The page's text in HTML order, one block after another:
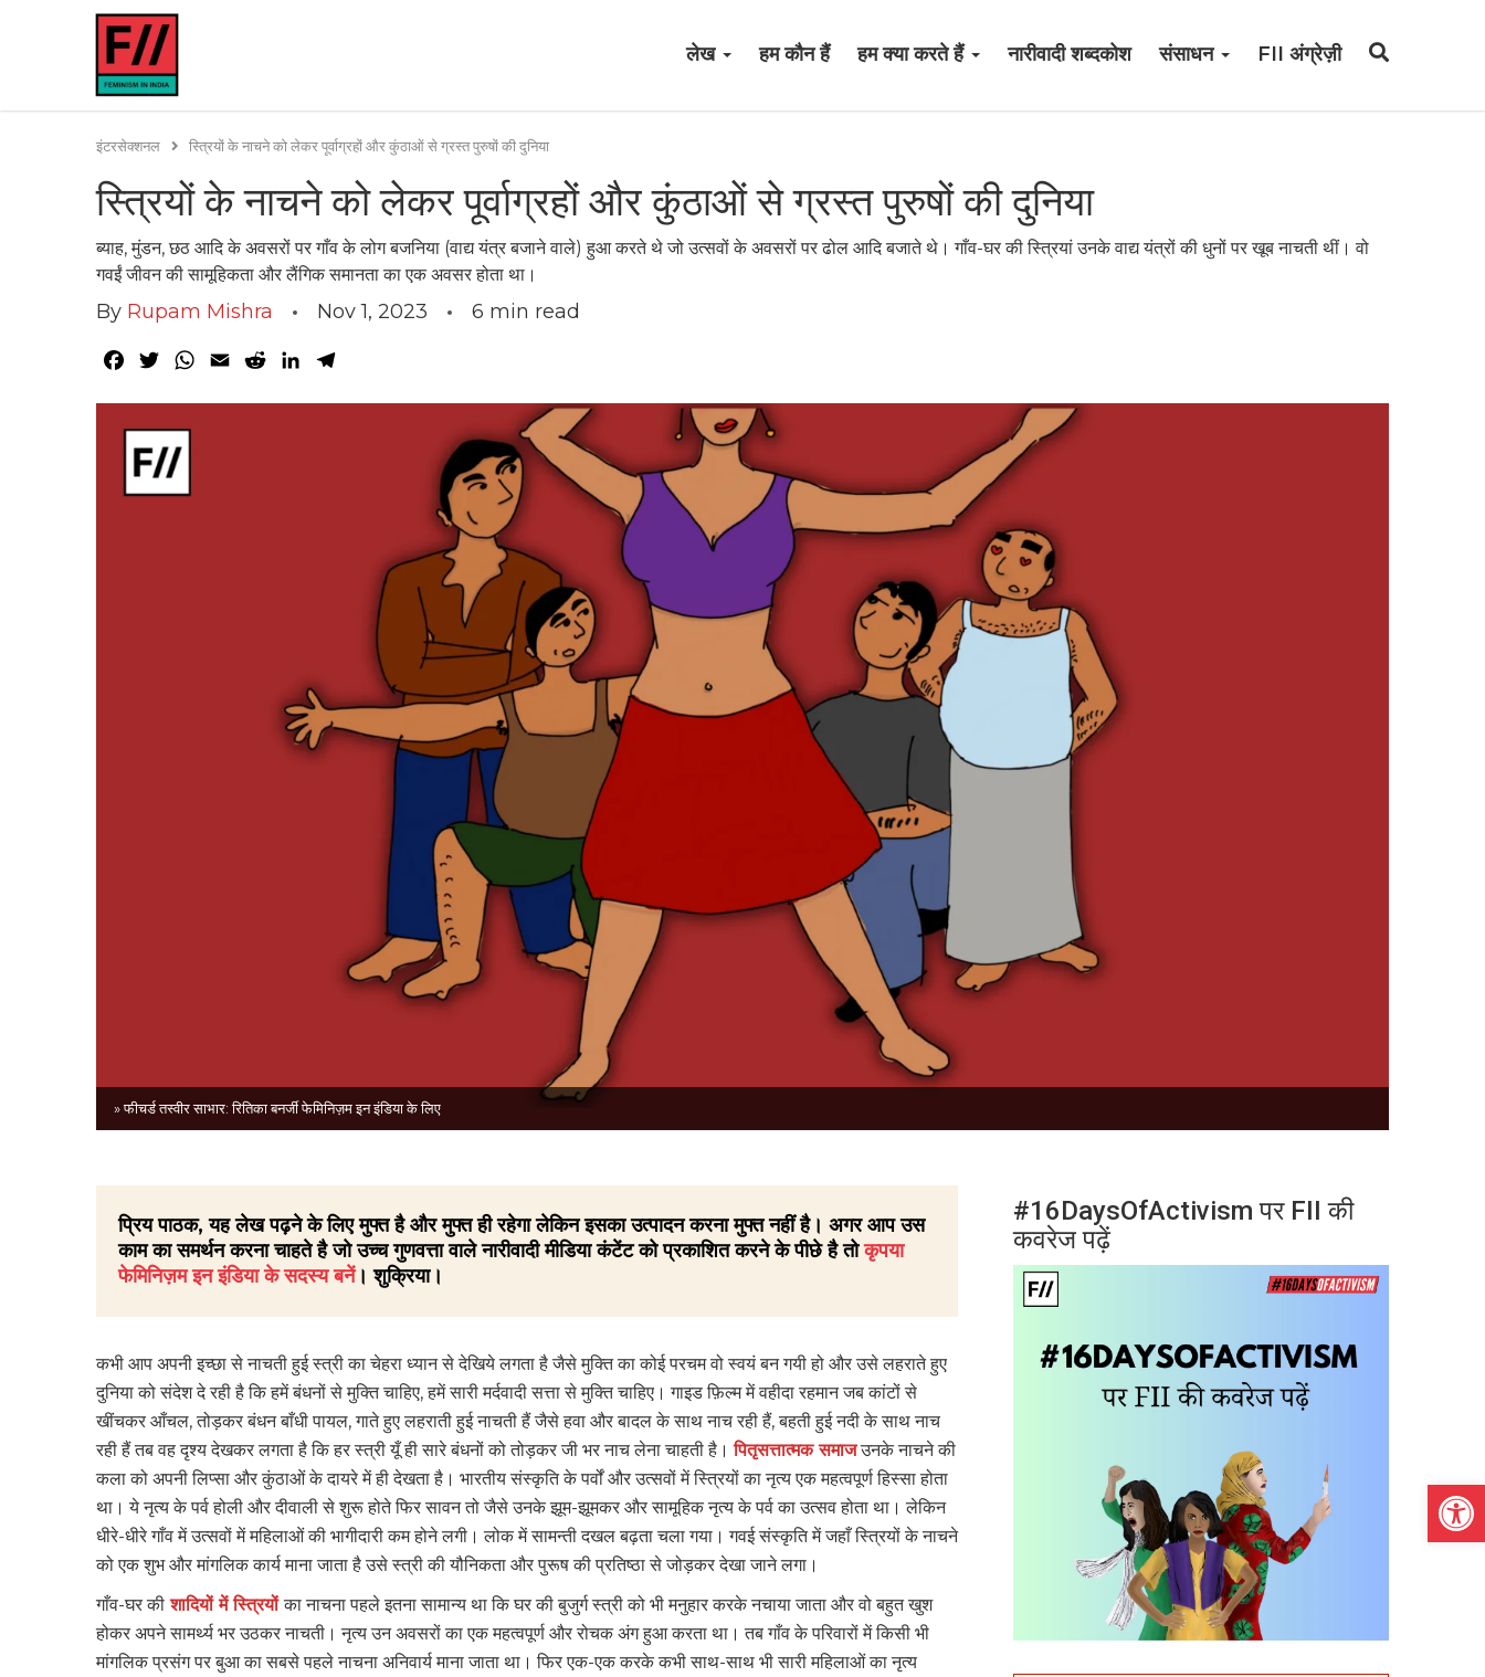
लेख हम कौन हैं हम क्या करते हैं नारीवादी शब्दकोश संसाधन FII अंग्रेज़ी
इंटरसेक्शनल स्त्रियों के नाचने को लेकर पूर्वाग्रहों और कुंठाओं से ग्रस्त पुरुषों की दुनिया
स्त्रियों के नाचने को लेकर पूर्वाग्रहों और कुंठाओं से ग्रस्त पुरुषों की दुनिया
ब्याह, मुंडन, छठ आदि के अवसरों पर गाँव के लोग बजनिया (वाद्य यंत्र बजाने वाले) हुआ करते थे जो उत्सवों के अवसरों पर ढोल आदि बजाते थे। गाँव-घर की स्त्रियां उनके वाद्य यंत्रों की धुनों पर खूब नाचती थीं। वो
गवईं जीवन की सामूहिकता और लैंगिक समानता का एक अवसर होता था।
By Rupam Mishra Nov 1, 2023 6 min read
Facebook
TwitterWhatsApp
Email RedditLinkedIn
» फीचर्ड तस्वीर साभार: रितिका बनर्जी फेमिनिज़म इन इंडिया के लिए
प्रिय पाठक, यह लेख पढ़ने के लिए मुफ्त है और मुफ्त ही रहेगा लेकिन इसका उत्पादन करना मुफ्त नहीं है। अगर आप उस
काम का समर्थन करना चाहते है जो उच्च गुणवत्ता वाले नारीवादी मीडिया कंटेंट को प्रकाशित करने के पीछे है तोकृपया
फेमिनिज़म इन इंडिया के सदस्य बनें। शुक्रिया।
कभी आप अपनी इच्छा से नाचती हुई स्त्री का चेहरा ध्यान से देखिये लगता है जैसे मुक्ति का कोई परचम वो स्वयं बन गयी हो और उसे लहराते हुए
दुनिया को संदेश दे रही है कि हमें बंधनों से मुक्ति चाहिए, हमें सारी मर्दवादी सत्ता से मुक्ति चाहिए। गाइड फ़िल्म में वहीदा रहमान जब कांटों से
खींचकर आँचल, तोड़कर बंधन बाँधी पायल, गाते हुए लहराती हुई नाचती हैं जैसे हवा और बादल के साथ नाच रही हैं, बहती हुई नदी के साथ नाच
रही हैं तब वह दृश्य देखकर लगता है कि हर स्त्री यूँ ही सारे बंधनों को तोड़कर जी भर नाच लेना चाहती है।पितृसत्तात्मक समाजउनके नाचने की
कला को अपनी लिप्सा और कुंठाओं के दायरे में ही देखता है। भारतीय संस्कृति के पर्वों और उत्सवों में स्त्रियों का नृत्य एक महत्वपूर्ण हिस्सा होता
था। ये नृत्य के पर्व होली और दीवाली से शुरू होते फिर सावन तो जैसे उनके झूम-झूमकर और सामूहिक नृत्य के पर्व का उत्सव होता था। लेकिन
धीरे-धीरे गाँव में उत्सवों में महिलाओं की भागीदारी कम होने लगी। लोक में सामन्ती दखल बढ़ता चला गया। गवई संस्कृति में जहाँ स्त्रियों के नाचने
को एक शुभ और मांगलिक कार्य माना जाता है उसे स्त्री की यौनिकता और पुरूष की प्रतिष्ठा से जोड़कर देखा जाने लगा।
गाँव-घर की शादियों में स्त्रियोंका नाचना पहले इतना सामान्य था कि घर की बुजुर्ग स्त्री को भी मनुहार करके नचाया जाता और वो बहुत खुश
होकर अपने सामर्थ्य भर उठकर नाचती। नृत्य उन अवसरों का एक महत्वपूर्ण और रोचक अंग हुआ करता था। तब गाँव के परिवारों में किसी भी
मांगलिक प्रसंग पर बुआ का सबसे पहले नाचना अनिवार्य माना जाता था। फिर एक-एक करके कभी साथ-साथ भी सारी महिलाओं का नृत्य
#16DaysOfActivism पर FII की
कवरेज पढ़ें